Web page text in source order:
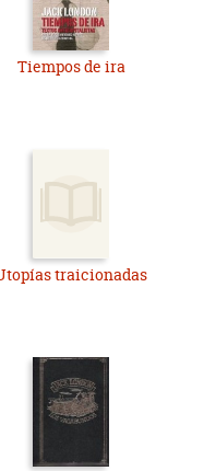
Tiempos de ira
traicionadas